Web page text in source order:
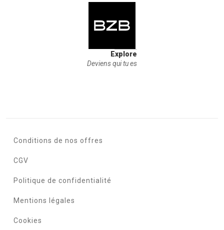
Explore
Deviens qui tu es
Conditions de nos offres
CGV
Politique de confidentialité
Mentions légales
Cookies